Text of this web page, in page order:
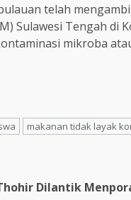
telah
Sulawesi Tengah di
mikroba
makanan tidak layak
Dilantik